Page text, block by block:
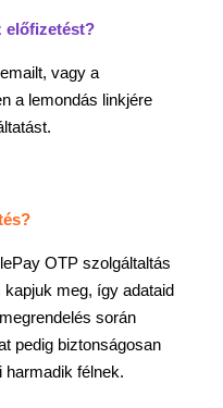
előfizetést?
vagy a
a lemondás linkjére
OTP szolgáltaltás
meg, így adataid
során
pedig biztonságosan
harmadik félnek.